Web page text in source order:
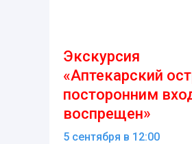
Экскурсия
«Аптекарский
посторонним
воспрещен»
5 сентября в 12:00